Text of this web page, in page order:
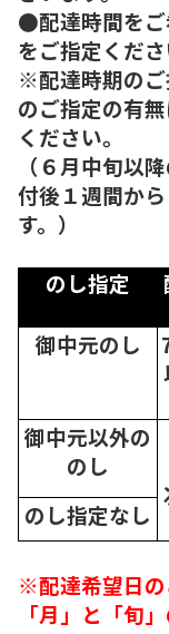
●配達時間をご
をご指定くださ
※配達時期のご
のご指定の有
ください。
（６月中旬以
付後１週間か
す。）
のし指定
御中元のし
御中元以外の
のし
のし指定なし
※配達希望日の
「月」と「旬